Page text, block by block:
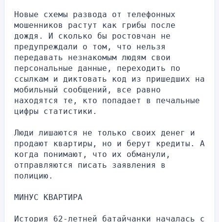
Новые схемы развода от телефонных
мошенников растут как грибы после
дождя. И сколько бы ростовчан не
предупреждали о том, что нельзя
передавать незнакомым людям свои
персональные данные, переходить по
ссылкам и диктовать код из пришедших на
мобильный сообщений, все равно
находятся те, кто попадает в печальные
цифры статистики.
Люди лишаются не только своих денег и
продают квартиры, но и берут кредиты. А
когда понимают, что их обманули,
отправляются писать заявления в
полицию.
МИНУС КВАРТИРА
История 62-летней батайчанки началась с